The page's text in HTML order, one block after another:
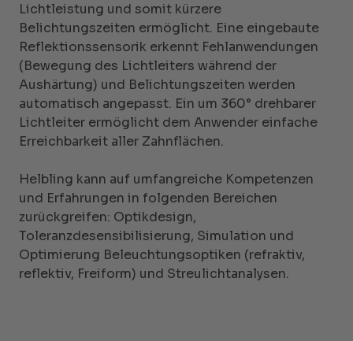
Lichtleistung und somit kürzere
Belichtungszeiten ermöglicht. Eine eingebaute
Reflektionssensorik erkennt Fehlanwendungen
(Bewegung des Lichtleiters während der
Aushärtung) und Belichtungszeiten werden
automatisch angepasst. Ein um 360° drehbarer
Lichtleiter ermöglicht dem Anwender einfache
Erreichbarkeit aller Zahnflächen.
Helbling kann auf umfangreiche Kompetenzen
und Erfahrungen in folgenden Bereichen
zurückgreifen: Optikdesign,
Toleranzdesensibilisierung, Simulation und
Optimierung Beleuchtungsoptiken (refraktiv,
reflektiv, Freiform) und Streulichtanalysen.